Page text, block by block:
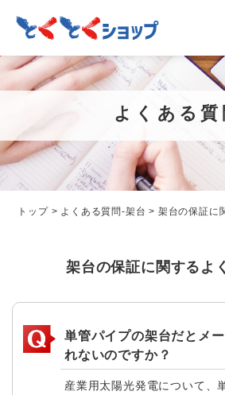
よくある
トップ> よくある質問-架台 > 架台の保証に
架台の保証に関するよ
単管パイプの架台だとメ
れないのですか？
産業用太陽光発電について、